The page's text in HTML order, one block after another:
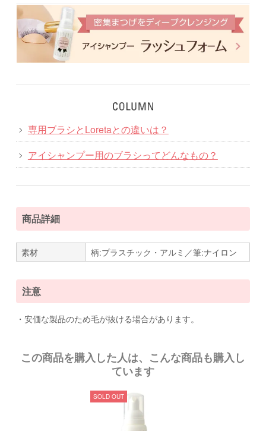
専用ブラシとLoretaとの違いは？
アイシャンプー用のブラシってどんなもの？
商品詳細
素材 柄:プラスチック・アルミ／筆:ナイロン
注意
・安価な製品のため毛が抜ける場合があります。
この商品を購入した人は、こんな商品も購入し
ています
SOLD OUT